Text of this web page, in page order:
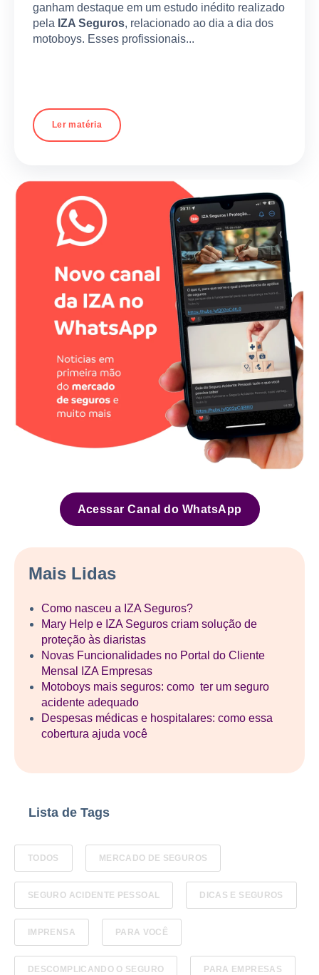
ganham destaque em um estudo inédito realizado
pela IZA Seguros, relacionado ao dia a dia dos
motoboys. Esses profissionais...
Ler matéria
Acessar Canal do WhatsApp
Mais Lidas
Como nasceu a IZA Seguros?
Mary Help e IZA Seguros criam solução de
proteção às diaristas
Novas Funcionalidades no Portal do Cliente
Mensal IZA Empresas
Motoboys mais seguros: como ter um seguro
acidente adequado
Despesas médicas e hospitalares: como essa
cobertura ajuda você
Lista de Tags
TODOS MERCADO DE SEGUROS
SEGURO ACIDENTE PESSOAL DICAS E SEGUROS
IMPRENSA PARA VOCÊ
DESCOMPLICANDO O SEGURO PARA EMPRESAS